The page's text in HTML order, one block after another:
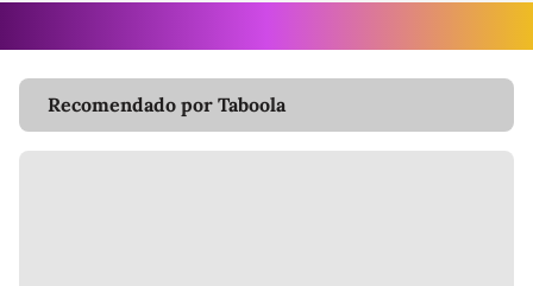
Recomendado por Taboola